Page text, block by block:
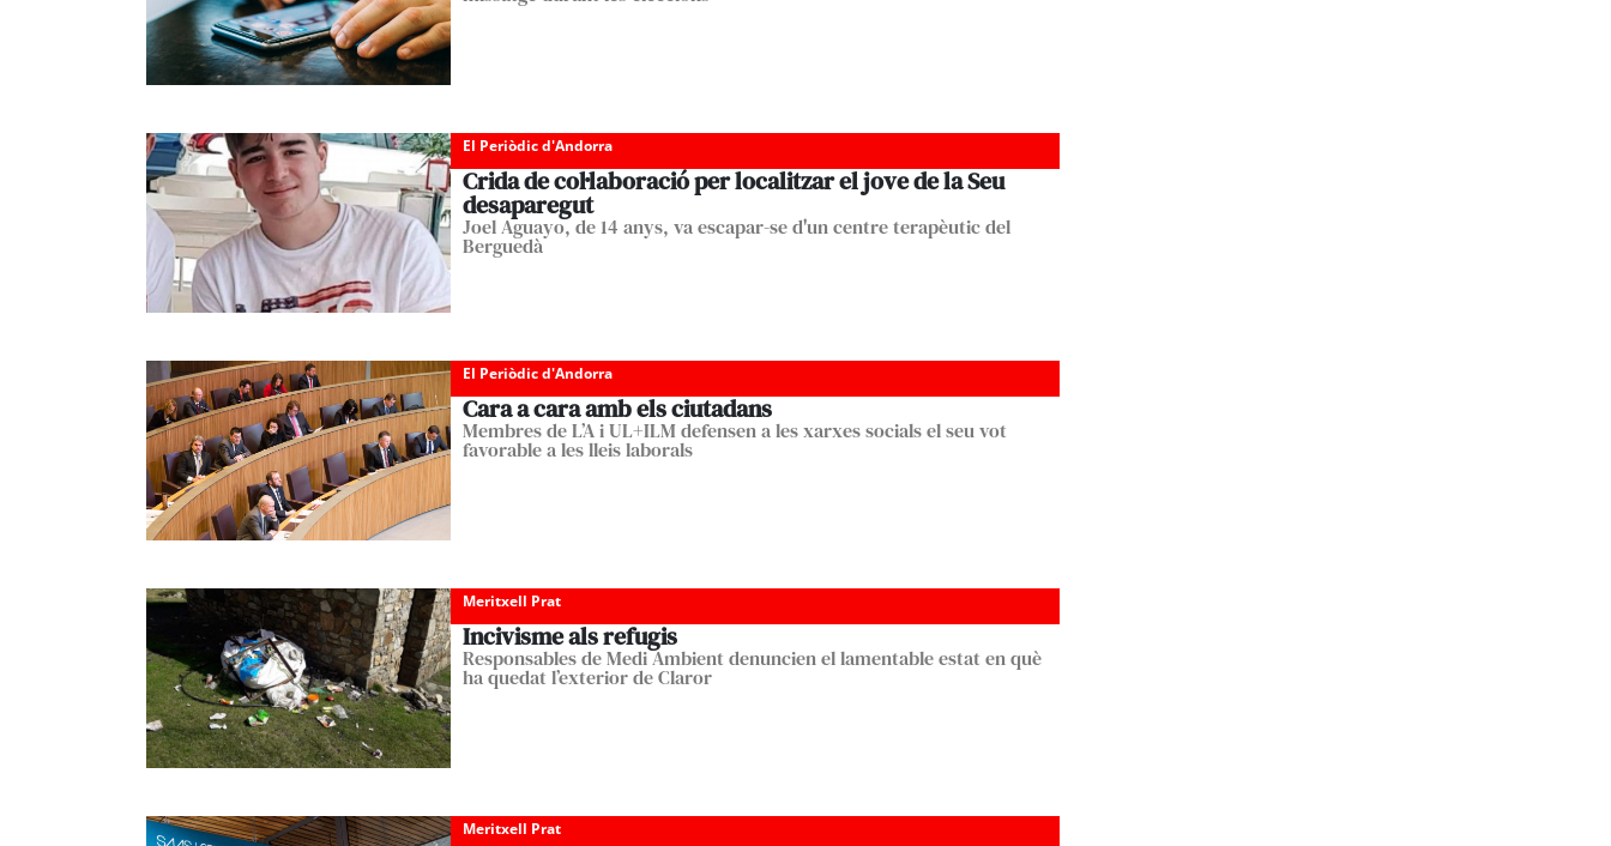
El Periòdic d'Andorra
Crida de col·laboració per localitzar el jove de la Seu
desaparegut
Joel Aguayo, de 14 anys, va escapar-se d'un centre terapèutic del
Berguedà
El Periòdic d'Andorra
Cara a cara amb els ciutadans
Membres de L’A i UL+ILM defensen a les xarxes socials el seu vot
favorable a les lleis laborals
Meritxell Prat
Incivisme als refugis
Responsables de Medi Ambient denuncien el lamentable estat en què
ha quedat l’exterior de Claror
Meritxell Prat